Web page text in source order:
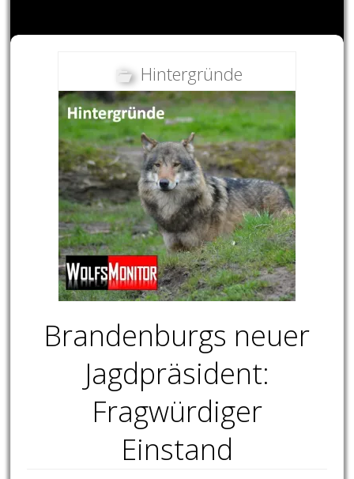
Hintergründe
Brandenburgs neuer
Jagdpräsident:
Fragwürdiger
Einstand